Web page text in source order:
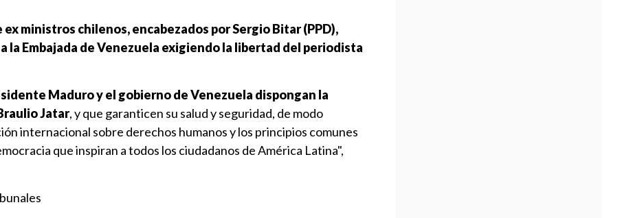
ex ministros chilenos, encabezados por Sergio Bitar (PPD),
la Embajada de Venezuela exigiendo la libertad del periodista
Maduro y el gobierno de Venezuela dispongan la
Jatar, y que garanticen su salud y seguridad, de modo
internacional sobre derechos humanos y los principios comunes
que inspiran a todos los ciudadanos de América Latina",